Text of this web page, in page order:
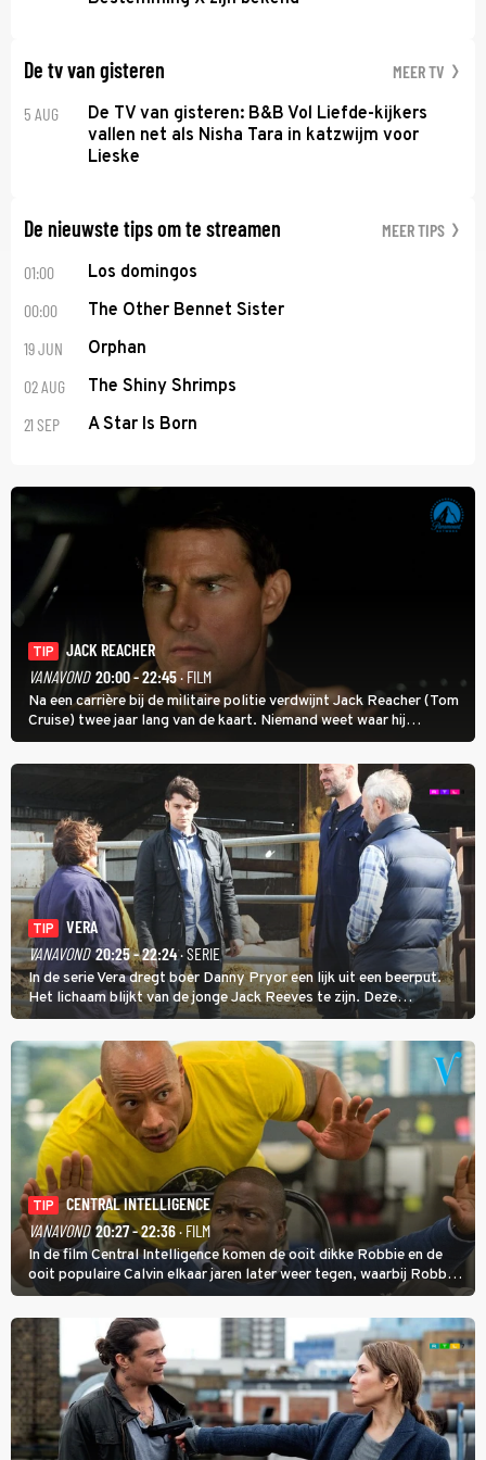
De tv van gisteren MEER TV
5 AUG
De TV van gisteren: B&B Vol Liefde-kijkers
vallen net als Nisha Tara in katzwijm voor
Lieske
De nieuwste tips om te streamen MEER TIPS
01:00 Los domingos
00:00 The Other Bennet Sister
19 JUN Orphan
02 AUG The Shiny Shrimps
21 SEP A Star Is Born
TIP
JACK REACHER
VANAVOND 20:00 - 22:45· FILM
Na een carrière bij de militaire politie verdwijnt Jack Reacher (Tom
Cruise) twee jaar lang van de kaart. Niemand weet waar hij
uithangt, totdat moordverdachte James Barr naar hem vraagt.
TIP
VERA
VANAVOND 20:25 - 22:24· SERIE
In de serie Vera dregt boer Danny Pryor een lijk uit een beerput.
Het lichaam blijkt van de jonge Jack Reeves te zijn. Deze
homoseksuele woonwagenbewoner had gebroken met zijn familie
en verliet het kamp met slaande ruzie.
TIP
CENTRAL INTELLIGENCE
VANAVOND 20:27 - 22:36· FILM
In de film Central Intelligence komen de ooit dikke Robbie en de
ooit populaire Calvin elkaar jaren later weer tegen, waarbij Robbie,
inmiddels supergespierd en werkzaam voor de CIA, Calvins hulp
goed kan gebruiken.